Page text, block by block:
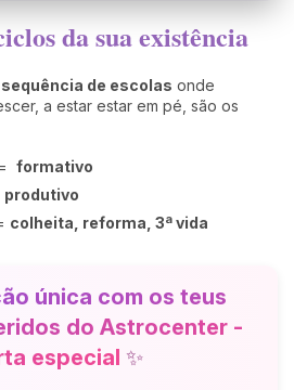
da sua existência
de escolas onde
a estar estar em pé, são os
formativo
produtivo
colheita , reforma, 3ª vida
única com os teus
do Astrocenter -
especial ✨